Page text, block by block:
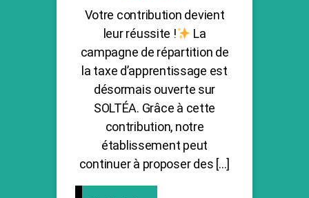
Votre contribution devient
leur réussite !
La
campagne de répartition de
la taxe d’apprentissage est
désormais ouverte sur
SOLTÉA. Grâce à cette
contribution, notre
établissement peut
continuer à proposer des […]